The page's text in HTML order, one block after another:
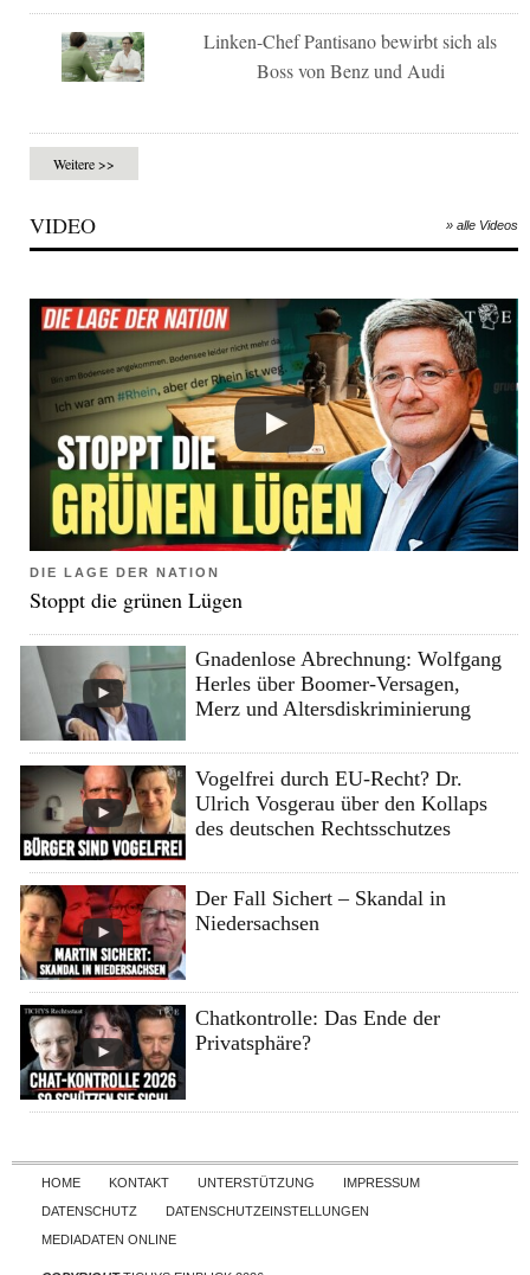
Linken-Chef Pantisano bewirbt sich als
Boss von Benz und Audi
Weitere >>
VIDEO » alle Videos
DIE LAGE DER NATION
Stoppt die grünen Lügen
Gnadenlose Abrechnung: Wolfgang
Herles über Boomer-Versagen,
Merz und Altersdiskriminierung
Vogelfrei durch EU-Recht? Dr.
Ulrich Vosgerau über den Kollaps
des deutschen Rechtsschutzes
Der Fall Sichert – Skandal in
Niedersachsen
Chatkontrolle: Das Ende der
Privatsphäre?
Skip to content
HOME KONTAKT UNTERSTÜTZUNG
IMPRESSUM
DATENSCHUTZ
DATENSCHUTZEINSTELLUNGEN
MEDIADATEN ONLINE